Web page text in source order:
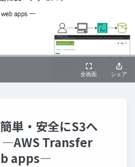
単・安全にS3へ
―AWS Transfer
apps―